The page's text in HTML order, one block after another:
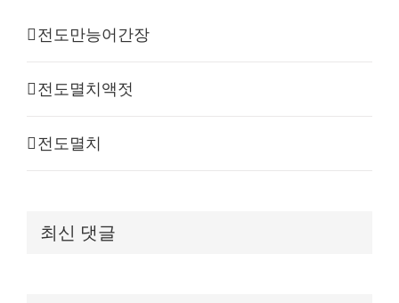
전도만능어간장
전도멸치액젓
전도멸치
최신 댓글